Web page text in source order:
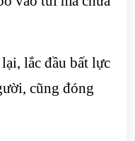
lắc đầu bất lực
cũng đóng